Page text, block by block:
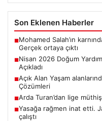
Son Eklenen Haberler
■Mohamed Salah’ın
Gerçek ortaya çıktı
■Nisan 2026 Doğum
Açıkladı
■Açık Alan Yaşam
Çözümleri
■Arda Turan’dan lige
■Yasağa rağmen inat etti.
çalıştı